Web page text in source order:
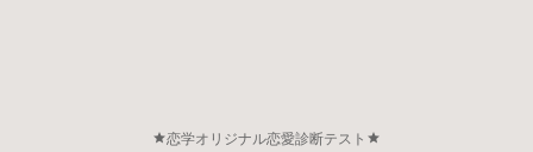
恋学オリジナル恋愛診断テスト